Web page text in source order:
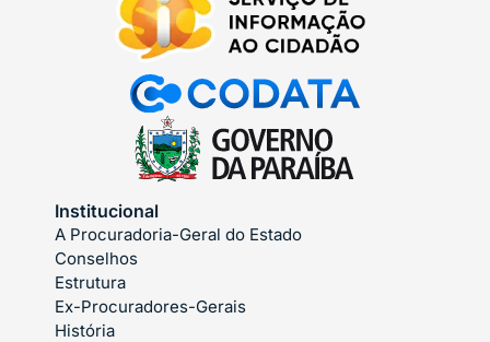
Institucional
A Procuradoria-Geral do Estado
Conselhos
Estrutura
Ex-Procuradores-Gerais
História